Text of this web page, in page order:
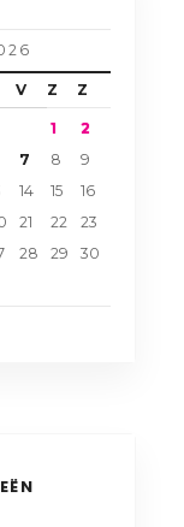
V Z Z
1
2
7 8
9
14 15
16
21 22
23
28 29
30